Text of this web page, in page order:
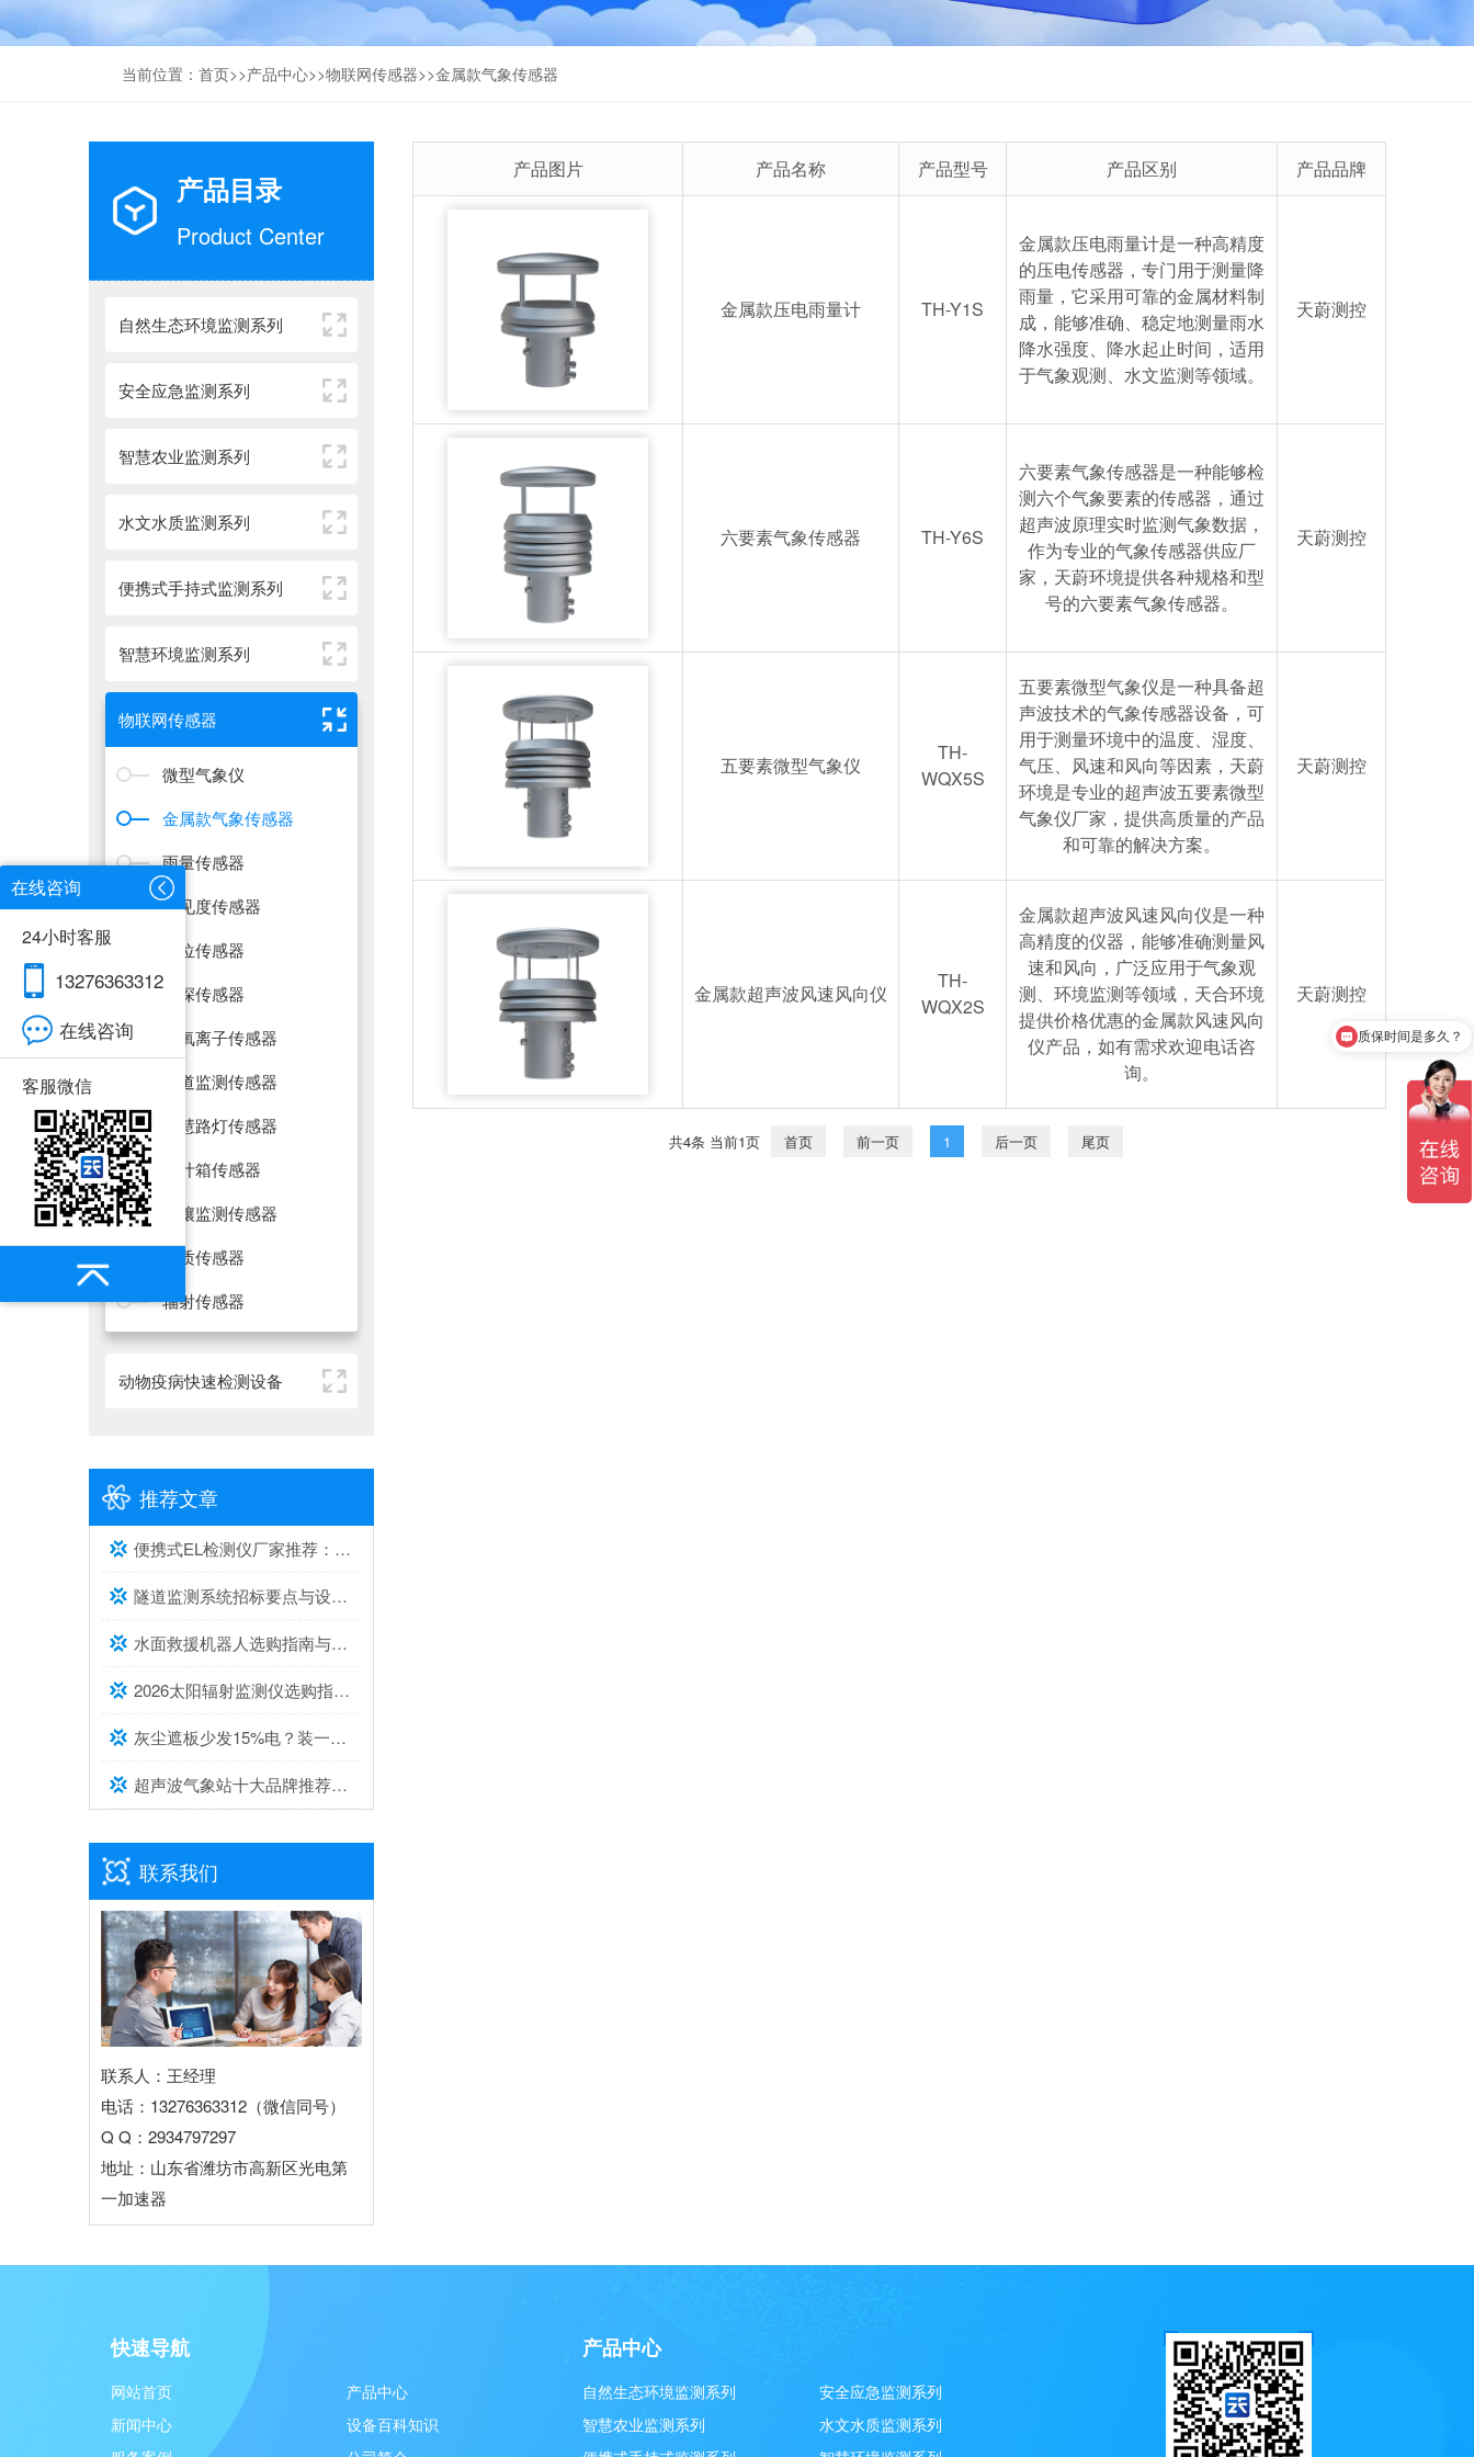
当前位置： 首页>>产品中心>>物联网传感器>>金属款气象传感器
产品目录
Product Center
自然生态环境监测系列
安全应急监测系列
智慧农业监测系列
水文水质监测系列
便携式手持式监测系列
智慧环境监测系列
物联网传感器
微型气象仪
金属款气象传感器
雨量传感器
能见度传感器
水位传感器
雪深传感器
负氧离子传感器
隧道监测传感器
智慧路灯传感器
百叶箱传感器
土壤监测传感器
水质传感器
辐射传感器
动物疫病快速检测设备
推荐文章
便携式EL检测仪厂家推荐：综合实力与口碑兼具的2家
隧道监测系统招标要点与设备选型建议
水面救援机器人选购指南与推荐top榜单
2026太阳辐射监测仪选购指南与推荐，实测靠谱！
灰尘遮板少发15%电？装一台光伏灰尘检测仪，提升发电效率，清洗成本省20%
超声波气象站十大品牌推荐榜单（2026高精度气象监测TOP10）
联系我们
联系人：王经理
电话：13276363312（微信同号）
Q Q：2934797297
地址：山东省潍坊市高新区光电第
一加速器
产品图片 产品名称 产品型号 产品区别 产品品牌
金属款压电雨量计 TH-Y1S
金属款压电雨量计是一种高精度
的压电传感器，专门用于测量降
雨量，它采用可靠的金属材料制
成，能够准确、稳定地测量雨水
降水强度、降水起止时间，适用
于气象观测、水文监测等领域。
天蔚测控
六要素气象传感器 TH-Y6S
六要素气象传感器是一种能够检
测六个气象要素的传感器，通过
超声波原理实时监测气象数据，
作为专业的气象传感器供应厂
家，天蔚环境提供各种规格和型
号的六要素气象传感器。
天蔚测控
五要素微型气象仪
TH-
WQX5S
五要素微型气象仪是一种具备超
声波技术的气象传感器设备，可
用于测量环境中的温度、湿度、
气压、风速和风向等因素，天蔚
环境是专业的超声波五要素微型
气象仪厂家，提供高质量的产品
和可靠的解决方案。
天蔚测控
金属款超声波风速风向仪
TH-
WQX2S
金属款超声波风速风向仪是一种
高精度的仪器，能够准确测量风
速和风向，广泛应用于气象观
测、环境监测等领域，天合环境
提供价格优惠的金属款风速风向
仪产品，如有需求欢迎电话咨
询。
天蔚测控
共4条 当前1页 首页 前一页 1 后一页 尾页
快速导航
网站首页
产品中心
新闻中心
设备百科知识
产品中心
自然生态环境监测系列
安全应急监测系列
智慧农业监测系列
水文水质监测系列
在线咨询
24小时客服
13276363312
在线咨询
客服微信
质保时间是多久？